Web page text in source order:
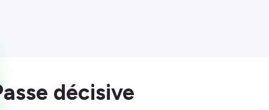
décisive